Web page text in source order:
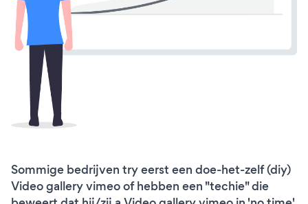
Sommige bedrijven try eerst een doe-het-zelf (diy)
Video gallery vimeo of hebben een "techie" die